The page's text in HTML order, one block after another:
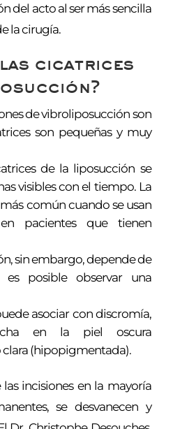
del acto al ser más sencilla
la cirugía.
las cicatrices
de vibroliposucción son
son pequeñas y muy
de la liposucción se
visibles con el tiempo. La
común cuando se usan
pacientes que tienen
sin embargo, depende de
es posible observar una
asociar con discromía,
en la piel oscura
(hipopigmentada).
incisiones en la mayoría
se desvanecen y